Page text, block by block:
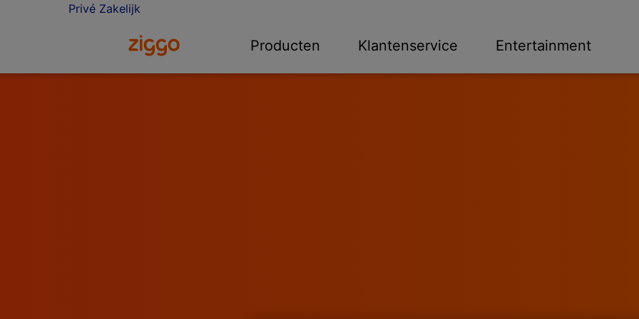
Privé Zakelijk
Ga naar de Ziggo homepageProducten Klantenservice Entertainment